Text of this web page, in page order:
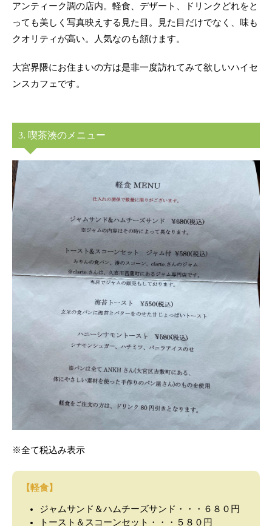
アンティーク調の店内。軽食、デザート、ドリンクどれをと
っても美しく写真映えする見た目。見た目だけでなく、味も
クオリティが高い。人気なのも頷けます。
大宮界隈にお住まいの方は是非一度訪れてみて欲しいハイセ
ンスカフェです。
3. 喫茶湊のメニュー
※全て税込み表示
【軽食】
ジャムサンド＆ハムチーズサンド・・・６８０円
トースト＆スコーンセット・・・５８０円